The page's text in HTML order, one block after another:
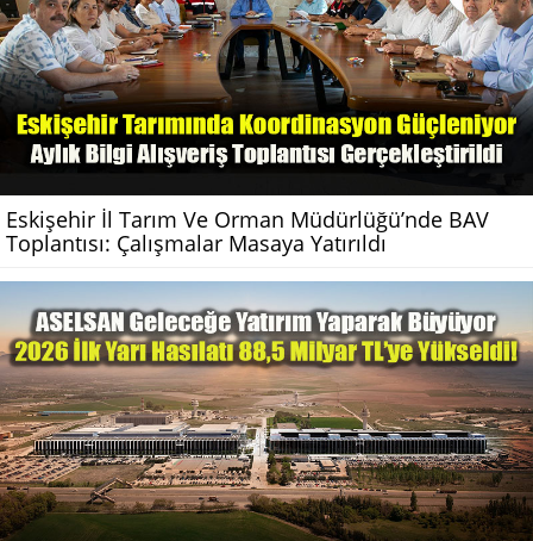
Eskişehir İl Tarım Ve Orman Müdürlüğü’nde BAV
Toplantısı: Çalışmalar Masaya Yatırıldı